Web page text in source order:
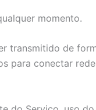
momento.
transmitido de
para conectar